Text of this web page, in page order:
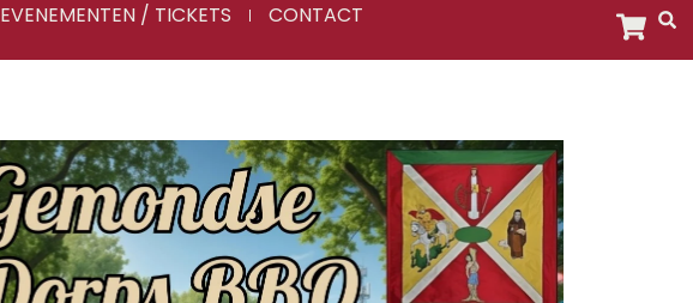
EVENEMENTEN / TICKETS CONTACT